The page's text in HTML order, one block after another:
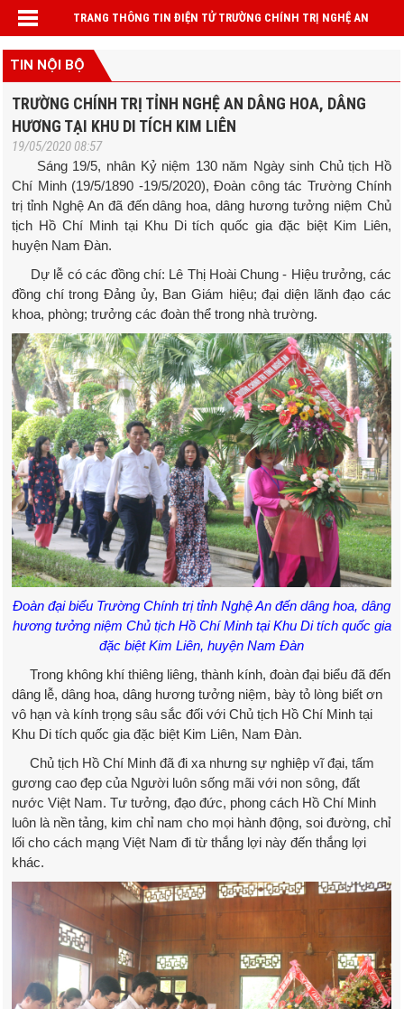
TRANG THÔNG TIN ĐIỆN TỬ TRƯỜNG CHÍNH TRỊ NGHỆ AN
TIN NỘI BỘ
TRƯỜNG CHÍNH TRỊ TỈNH NGHỆ AN DÂNG HOA, DÂNG
HƯƠNG TẠI KHU DI TÍCH KIM LIÊN
19/05/2020 08:57
Sáng 19/5, nhân Kỷ niệm 130 năm Ngày sinh Chủ tịch Hồ
Chí Minh (19/5/1890 -19/5/2020), Đoàn công tác Trường Chính
trị tỉnh Nghệ An đã đến dâng hoa, dâng hương tưởng niệm Chủ
tịch Hồ Chí Minh tại Khu Di tích quốc gia đặc biệt Kim Liên,
huyện Nam Đàn.
Dự lễ có các đồng chí: Lê Thị Hoài Chung - Hiệu trưởng, các
đồng chí trong Đảng ủy, Ban Giám hiệu; đại diện lãnh đạo các
khoa, phòng; trưởng các đoàn thể trong nhà trường.
Đoàn đại biểu Trường Chính trị tỉnh Nghệ An đến dâng hoa, dâng
hương tưởng niệm Chủ tịch Hồ Chí Minh tại Khu Di tích quốc gia
đặc biệt Kim Liên, huyện Nam Đàn
Trong không khí thiêng liêng, thành kính, đoàn đại biểu đã đến
dâng lễ, dâng hoa, dâng hương tưởng niệm, bày tỏ lòng biết ơn
vô hạn và kính trọng sâu sắc đối với Chủ tịch Hồ Chí Minh tại
Khu Di tích quốc gia đặc biệt Kim Liên, Nam Đàn.
Chủ tịch Hồ Chí Minh đã đi xa nhưng sự nghiệp vĩ đại, tấm
gương cao đẹp của Người luôn sống mãi với non sông, đất
nước Việt Nam. Tư tưởng, đạo đức, phong cách Hồ Chí Minh
luôn là nền tảng, kim chỉ nam cho mọi hành động, soi đường, chỉ
lối cho cách mạng Việt Nam đi từ thắng lợi này đến thắng lợi
khác.